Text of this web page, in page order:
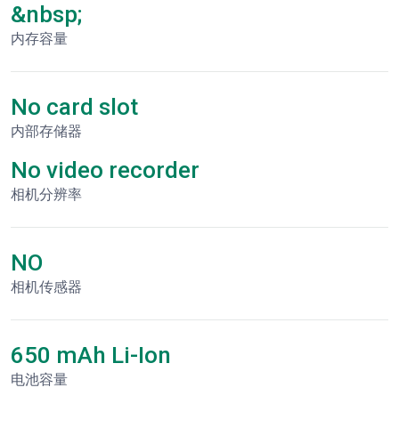
&nbsp;
内存容量
No card slot
内部存储器
No video recorder
相机分辨率
NO
相机传感器
650 mAh Li-Ion
电池容量